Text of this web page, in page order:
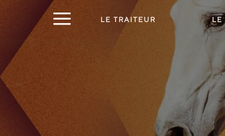
LE TRAITEUR LE
a